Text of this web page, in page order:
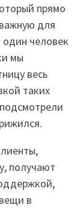
прямо
для
человек
мы
весь
таких
получают
в